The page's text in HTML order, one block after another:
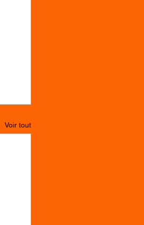
Voir tout